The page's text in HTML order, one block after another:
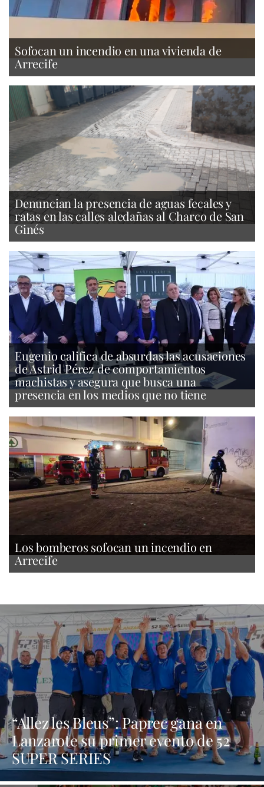
Sofocan un incendio en una vivienda de
Arrecife
Denuncian la presencia de aguas fecales y
ratas en las calles aledañas al Charco de San
Ginés
Eugenio califica de absurdas las acusaciones
de Astrid Pérez de comportamientos
machistas y asegura que busca una
presencia en los medios que no tiene
Los bomberos sofocan un incendio en
Arrecife
“Allez les Bleus”: Paprec gana en
Lanzarote su primer evento de 52
SUPER SERIES